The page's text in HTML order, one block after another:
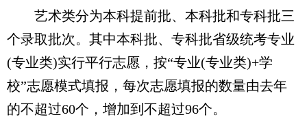
艺术类分为本科提前批、本科批和专科批三
个录取批次。其中本科批、专科批省级统考专业
(专业类)实行平行志愿，按“专业(专业类)+学
校”志愿模式填报，每次志愿填报的数量由去年
的不超过60个，增加到不超过96个。